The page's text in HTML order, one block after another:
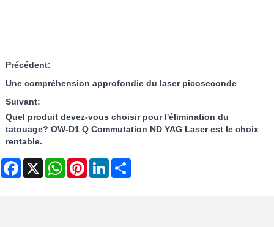
Précédent:
Une compréhension approfondie du laser picoseconde
Suivant:
Quel produit devez-vous choisir pour l'élimination du
tatouage? OW-D1 Q Commutation ND YAG Laser est le choix
rentable.
Facebook
X WhatsAppPinterestLinkedIn